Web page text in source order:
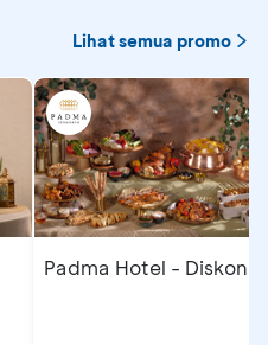
Lihat semua promo
Padma Hotel - Diskon